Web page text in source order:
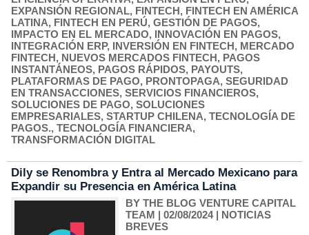
EXPANSIÓN REGIONAL, FINTECH, FINTECH EN AMÉRICA
LATINA, FINTECH EN PERÚ, GESTIÓN DE PAGOS,
IMPACTO EN EL MERCADO, INNOVACIÓN EN PAGOS,
INTEGRACIÓN ERP, INVERSIÓN EN FINTECH, MERCADO
FINTECH, NUEVOS MERCADOS FINTECH, PAGOS
INSTANTÁNEOS, PAGOS RÁPIDOS, PAYOUTS,
PLATAFORMAS DE PAGO, PRONTOPAGA, SEGURIDAD
EN TRANSACCIONES, SERVICIOS FINANCIEROS,
SOLUCIONES DE PAGO, SOLUCIONES
EMPRESARIALES, STARTUP CHILENA, TECNOLOGÍA DE
PAGOS., TECNOLOGÍA FINANCIERA,
TRANSFORMACIÓN DIGITAL
Dily se Renombra y Entra al Mercado Mexicano para
Expandir su Presencia en América Latina
BY THE BLOG VENTURE CAPITAL
TEAM | 02/08/2024| NOTICIAS
BREVES